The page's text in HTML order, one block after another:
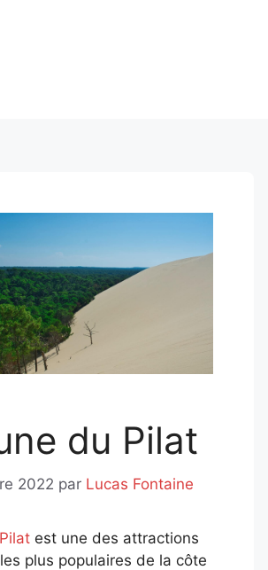
du Pilat
2022 par Lucas Fontaine
Pilat est une des attractions
plus populaires de la côte